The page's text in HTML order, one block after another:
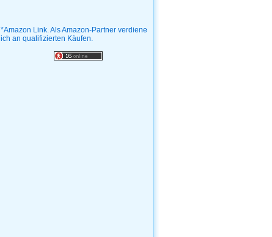
*Amazon Link. Als Amazon-Partner verdiene
ich an qualifizierten Käufen.